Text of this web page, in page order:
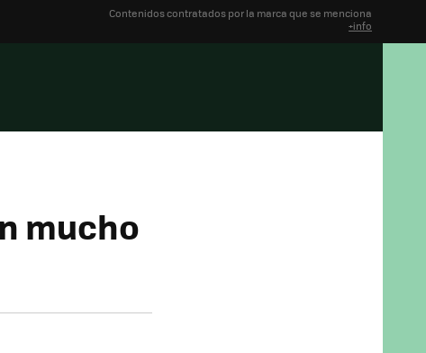
Contenidos contratados por la marca que se menciona
+info
mucho